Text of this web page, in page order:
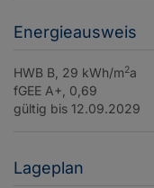
Energieausweis
HWB B, 29 kWh/m2a
fGEE A+, 0,69
gültig bis 12.09.2029
Lageplan